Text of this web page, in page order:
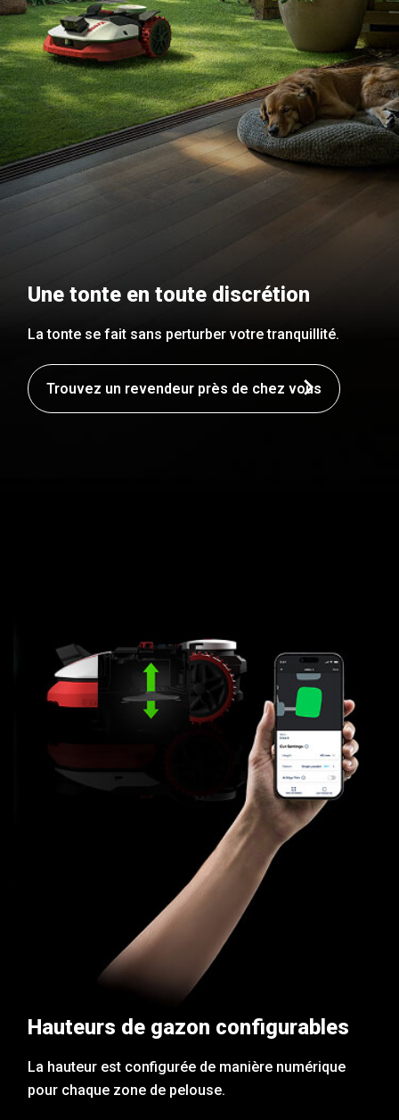
Une tonte en toute discrétion
La tonte se fait sans perturber votre tranquillité.
Trouvez un revendeur près de chez vous
Hauteurs de gazon configurables
La hauteur est configurée de manière numérique
pour chaque zone de pelouse.